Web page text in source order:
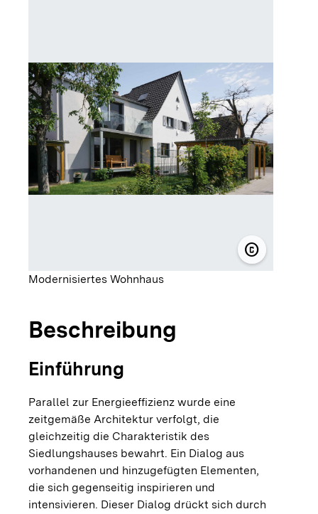
copyright© Anees
Modernisiertes Wohnhaus
Beschreibung
Einführung
Parallel zur Energieeffizienz wurde eine
zeitgemäße Architektur verfolgt, die
gleichzeitig die Charakteristik des
Siedlungshauses bewahrt. Ein Dialog aus
vorhandenen und hinzugefügten Elementen,
die sich gegenseitig inspirieren und
intensivieren. Dieser Dialog drückt sich durch